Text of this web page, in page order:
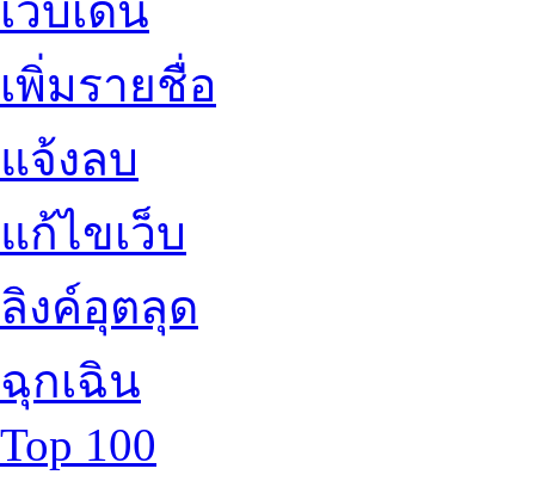
เว็บเด่น
เพิ่มรายชื่อ
แจ้งลบ
แก้ไขเว็บ
ลิงค์อุตลุด
ฉุกเฉิน
Top 100